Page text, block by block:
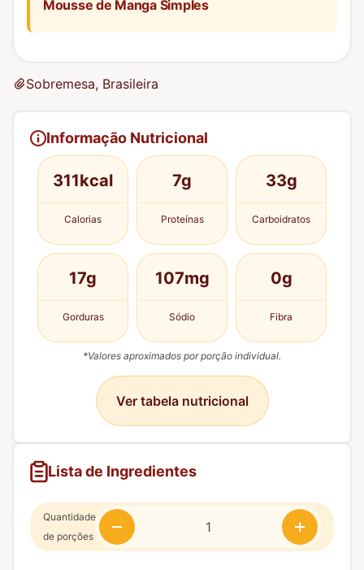
Mousse de Manga Simples
Sobremesa, Brasileira
Informação Nutricional
311kcal
Calorias
7g
Proteínas
33g
Carboidratos
17g
Gorduras
107mg
Sódio
0g
Fibra
*Valores aproximados por porção individual.
Ver tabela nutricional
Lista de Ingredientes
Quantidade
de porções